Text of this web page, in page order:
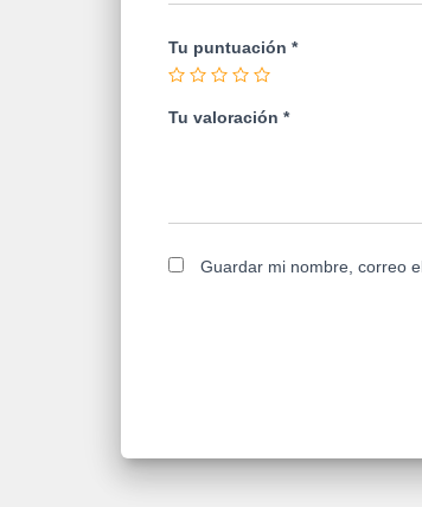
Tu puntuación *
Tu valoración *
Guardar mi nombre, correo